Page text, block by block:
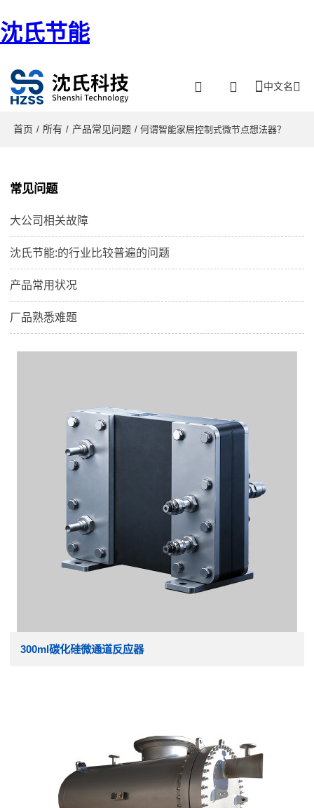
沈氏节能
中文名
首页 / 所有 / 产品常见问题 / 何谓智能家居控制式微节点想法器？
常见问题
大公司相关故障
沈氏节能:的行业比较普遍的问题
产品常用状况
厂品熟悉难题
300ml碳化硅微通道反应器